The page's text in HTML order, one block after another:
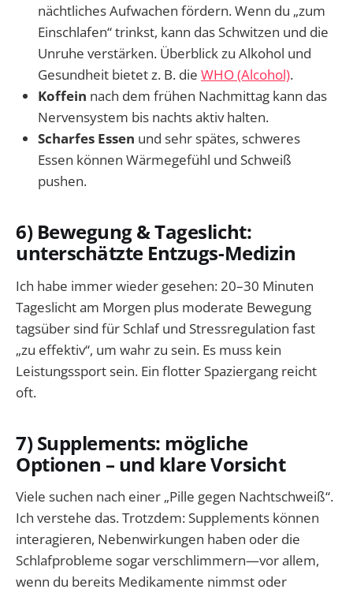
nächtliches Aufwachen fördern. Wenn du „zum
Einschlafen“ trinkst, kann das Schwitzen und die
Unruhe verstärken. Überblick zu Alkohol und
Gesundheit bietet z. B. die WHO (Alcohol).
Koffein nach dem frühen Nachmittag kann das
Nervensystem bis nachts aktiv halten.
Scharfes Essen und sehr spätes, schweres
Essen können Wärmegefühl und Schweiß
pushen.
6) Bewegung & Tageslicht:
unterschätzte Entzugs-Medizin
Ich habe immer wieder gesehen: 20–30 Minuten
Tageslicht am Morgen plus moderate Bewegung
tagsüber sind für Schlaf und Stressregulation fast
„zu effektiv“, um wahr zu sein. Es muss kein
Leistungssport sein. Ein flotter Spaziergang reicht
oft.
7) Supplements: mögliche
Optionen – und klare Vorsicht
Viele suchen nach einer „Pille gegen Nachtschweiß“.
Ich verstehe das. Trotzdem: Supplements können
interagieren, Nebenwirkungen haben oder die
Schlafprobleme sogar verschlimmern—vor allem,
wenn du bereits Medikamente nimmst oder